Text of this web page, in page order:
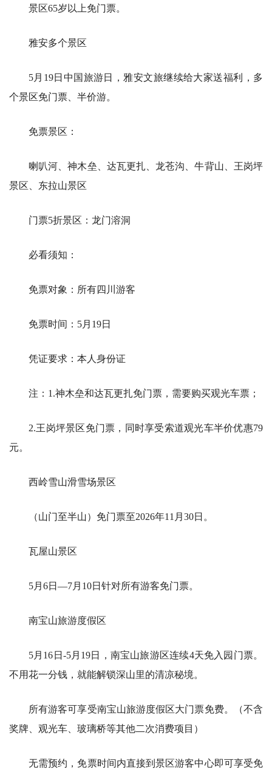
景区65岁以上免门票。
雅安多个景区
5月19日中国旅游日，雅安文旅继续给大家送福利，多
个景区免门票、半价游。
免票景区：
喇叭河、神木垒、达瓦更扎、龙苍沟、牛背山、王岗坪
景区、东拉山景区
门票5折景区：龙门溶洞
必看须知：
免票对象：所有四川游客
免票时间：5月19日
凭证要求：本人身份证
注：1.神木垒和达瓦更扎免门票，需要购买观光车票；
2.王岗坪景区免门票，同时享受索道观光车半价优惠79
元。
西岭雪山滑雪场景区
（山门至半山）免门票至2026年11月30日。
瓦屋山景区
5月6日—7月10日针对所有游客免门票。
南宝山旅游度假区
5月16日-5月19日，南宝山旅游区连续4天免入园门票。
不用花一分钱，就能解锁深山里的清凉秘境。
所有游客可享受南宝山旅游度假区大门票免费。（不含
奖牌、观光车、玻璃桥等其他二次消费项目）
无需预约，免票时间内直接到景区游客中心即可享受免